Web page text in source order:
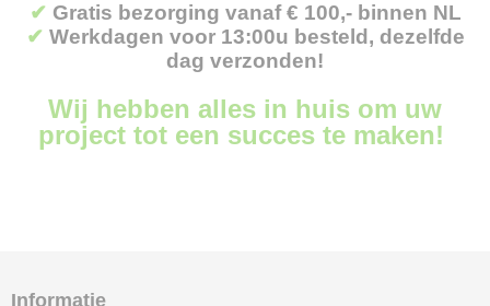
✔ Gratis bezorging vanaf € 100,- binnen NL
✔ Werkdagen voor 13:00u besteld, dezelfde
dag verzonden!
Wij hebben alles in huis om uw
project tot een succes te maken!
Informatie